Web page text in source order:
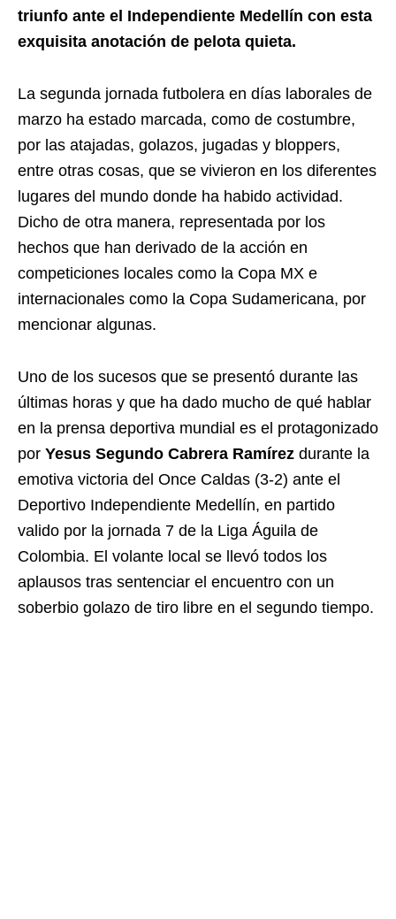
triunfo ante el Independiente Medellín con esta
exquisita anotación de pelota quieta.
La segunda jornada futbolera en días laborales de
marzo ha estado marcada, como de costumbre,
por las atajadas, golazos, jugadas y bloppers,
entre otras cosas, que se vivieron en los diferentes
lugares del mundo donde ha habido actividad.
Dicho de otra manera, representada por los
hechos que han derivado de la acción en
competiciones locales como la Copa MX e
internacionales como la Copa Sudamericana, por
mencionar algunas.
Uno de los sucesos que se presentó durante las
últimas horas y que ha dado mucho de qué hablar
en la prensa deportiva mundial es el protagonizado
por Yesus Segundo Cabrera Ramírez durante la
emotiva victoria del Once Caldas (3-2) ante el
Deportivo Independiente Medellín, en partido
valido por la jornada 7 de la Liga Águila de
Colombia. El volante local se llevó todos los
aplausos tras sentenciar el encuentro con un
soberbio golazo de tiro libre en el segundo tiempo.